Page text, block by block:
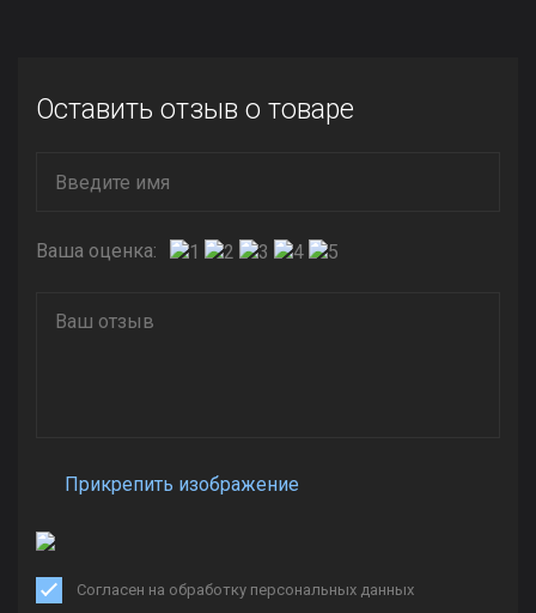
Оставить отзыв о товаре
Ваша оценка:
Прикрепить изображение
Согласен на обработку персональных данных